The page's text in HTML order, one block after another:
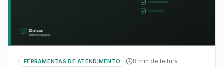
FERRAMENTAS DE ATENDIMENTO 8 min de leitura